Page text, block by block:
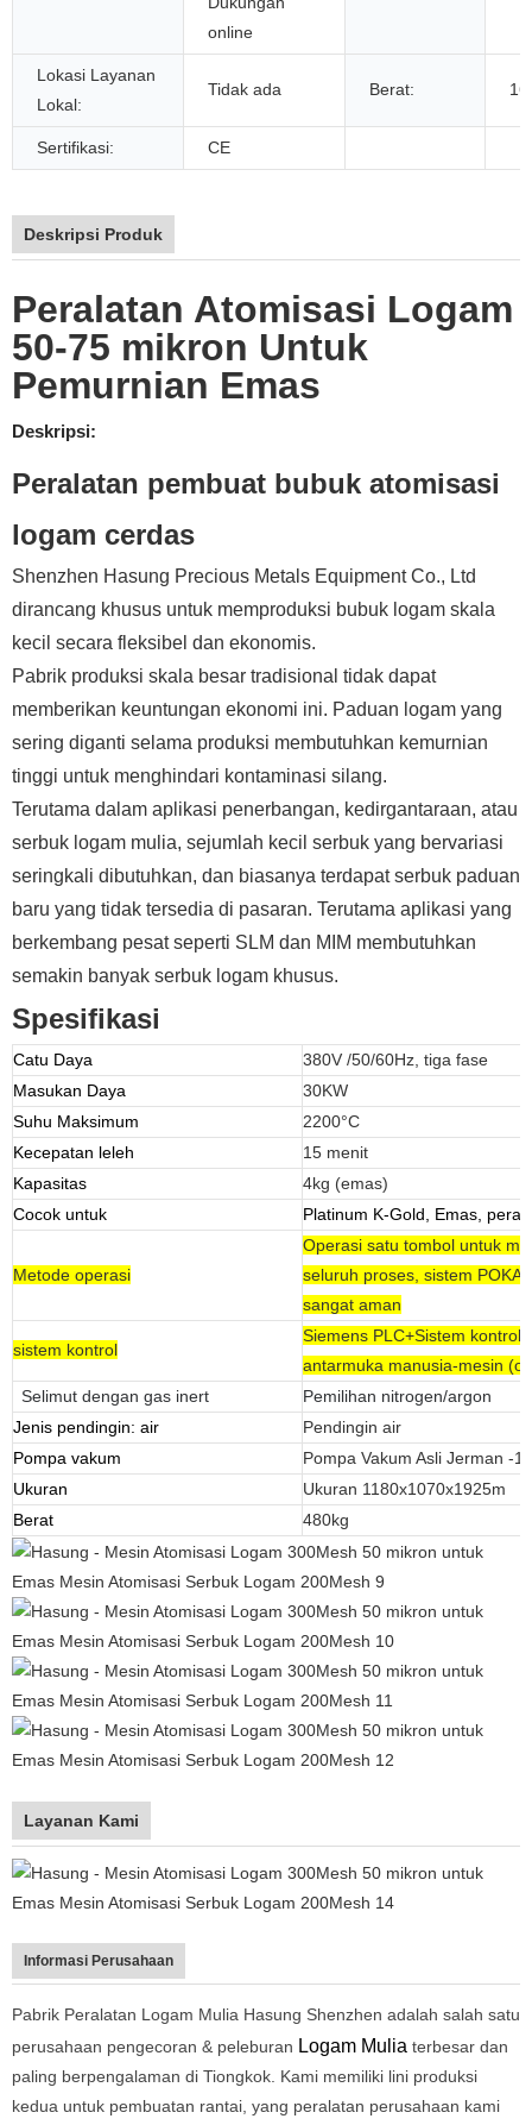
online
Lokasi Layanan
Lokal:
Tidak ada Berat:
Sertifikasi: CE
Deskripsi Produk
Peralatan Atomisasi Logam
50-75 mikron Untuk
Pemurnian Emas
Deskripsi:
Peralatan pembuat bubuk atomisasi
logam cerdas
Shenzhen Hasung Precious Metals Equipment Co., Ltd
dirancang khusus untuk memproduksi bubuk logam skala
kecil secara fleksibel dan ekonomis.
Pabrik produksi skala besar tradisional tidak dapat
memberikan keuntungan ekonomi ini. Paduan logam yang
sering diganti selama produksi membutuhkan kemurnian
tinggi untuk menghindari kontaminasi silang.
Terutama dalam aplikasi penerbangan, kedirgantaraan, atau
serbuk logam mulia, sejumlah kecil serbuk yang bervariasi
seringkali dibutuhkan, dan biasanya terdapat serbuk paduan
baru yang tidak tersedia di pasaran. Terutama aplikasi yang
berkembang pesat seperti SLM dan MIM membutuhkan
semakin banyak serbuk logam khusus.
Spesifikasi
Catu Daya
380V /50/60Hz, tiga fase
Masukan Daya
30KW
Suhu Maksimum
2200°C
Kecepatan leleh
15 menit
Kapasitas
4kg (emas)
Cocok untuk
Platinum K-Gold, Emas,
Metode operasi
Operasi satu tombol untuk
seluruh proses, sistem POKA
sangat aman
sistem kontrol
Siemens PLC+Sistem kontrol
antarmuka manusia-mesin
Selimut dengan gas inert
Pemilihan nitrogen/argon
Jenis pendingin: air
Pendingin air
Pompa vakum
Pompa Vakum Asli Jerman -
Ukuran
Ukuran 1180x1070x1925m
Berat
480kg
Layanan Kami
Informasi Perusahaan
Pabrik Peralatan Logam Mulia Hasung Shenzhen adalah salah satu
perusahaan pengecoran & peleburan Logam Mulia terbesar dan
paling berpengalaman di Tiongkok. Kami memiliki lini produksi
kedua untuk pembuatan rantai, yang peralatan perusahaan kami